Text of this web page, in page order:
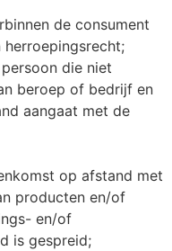
de consument
die niet
beroep of bedrijf en
aangaat met de
op afstand met
producten en/of
en/of
is gespreid;